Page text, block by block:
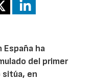
España ha
del primer
sitúa, en